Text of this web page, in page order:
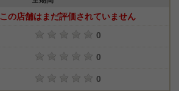
この店舗はまだ評価されていません
0
0
0